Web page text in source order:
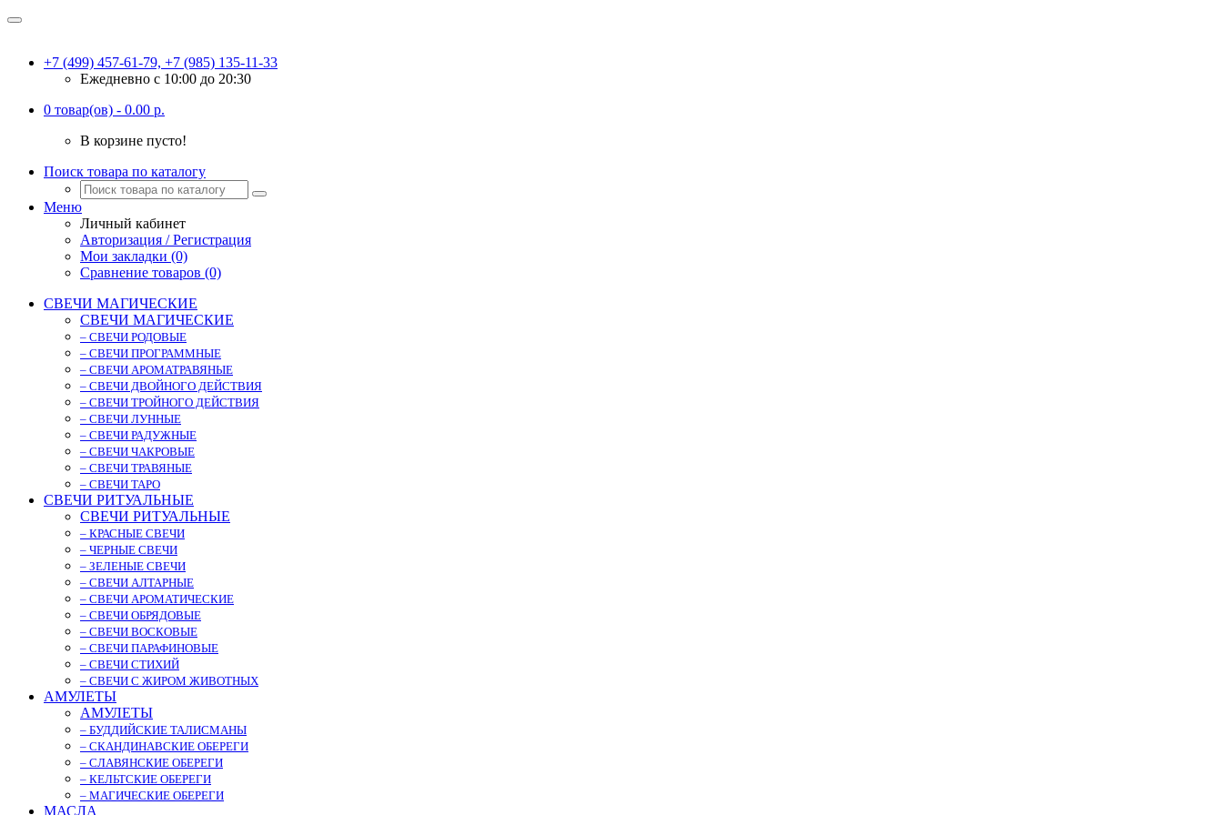
+7 (499) 457-61-79, +7 (985) 135-11-33
Ежедневно c 10:00 до 20:30
0 товар(ов) - 0.00 р.
В корзине пусто!
Поиск товара по каталогу
Меню
Личный кабинет
Авторизация / Регистрация
Мои закладки (0)
Сравнение товаров (0)
СВЕЧИ МАГИЧЕСКИЕ
СВЕЧИ МАГИЧЕСКИЕ
– СВЕЧИ РОДОВЫЕ
– СВЕЧИ ПРОГРАММНЫЕ
– СВЕЧИ АРОМАТРАВЯНЫЕ
– СВЕЧИ ДВОЙНОГО ДЕЙСТВИЯ
– СВЕЧИ ТРОЙНОГО ДЕЙСТВИЯ
– СВЕЧИ ЛУННЫЕ
– СВЕЧИ РАДУЖНЫЕ
– СВЕЧИ ЧАКРОВЫЕ
– СВЕЧИ ТРАВЯНЫЕ
– СВЕЧИ ТАРО
СВЕЧИ РИТУАЛЬНЫЕ
СВЕЧИ РИТУАЛЬНЫЕ
– КРАСНЫЕ СВЕЧИ
– ЧЕРНЫЕ СВЕЧИ
– ЗЕЛЕНЫЕ СВЕЧИ
– СВЕЧИ АЛТАРНЫЕ
– СВЕЧИ АРОМАТИЧЕСКИЕ
– СВЕЧИ ОБРЯДОВЫЕ
– СВЕЧИ ВОСКОВЫЕ
– СВЕЧИ ПАРАФИНОВЫЕ
– СВЕЧИ СТИХИЙ
– СВЕЧИ С ЖИРОМ ЖИВОТНЫХ
АМУЛЕТЫ
АМУЛЕТЫ
– БУДДИЙСКИЕ ТАЛИСМАНЫ
– СКАНДИНАВСКИЕ ОБЕРЕГИ
– СЛАВЯНСКИЕ ОБЕРЕГИ
– КЕЛЬТСКИЕ ОБЕРЕГИ
– МАГИЧЕСКИЕ ОБЕРЕГИ
МАСЛА